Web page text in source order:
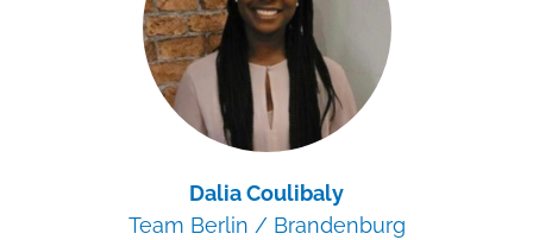
Dalia Coulibaly
Team Berlin / Brandenburg